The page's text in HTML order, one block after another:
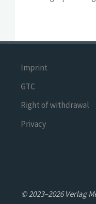
Imprint
GTC
Right of withdrawal
Privacy
© 2023–2026 Verlag